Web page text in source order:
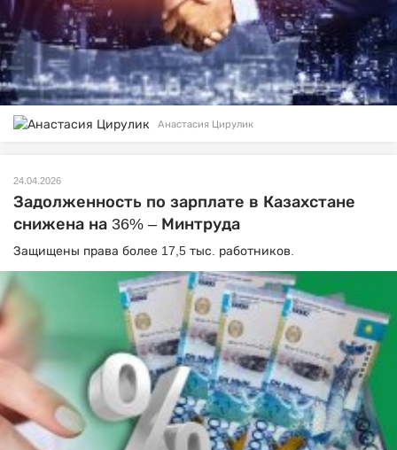
Анастасия Цирулик
24.04.2026
Задолженность по зарплате в Казахстане
снижена на 36% – Минтруда
Защищены права более 17,5 тыс. работников.